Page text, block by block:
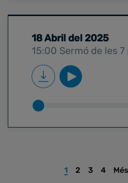
18 Abril del 2025
15:00 Sermó de les
1 2 3 4